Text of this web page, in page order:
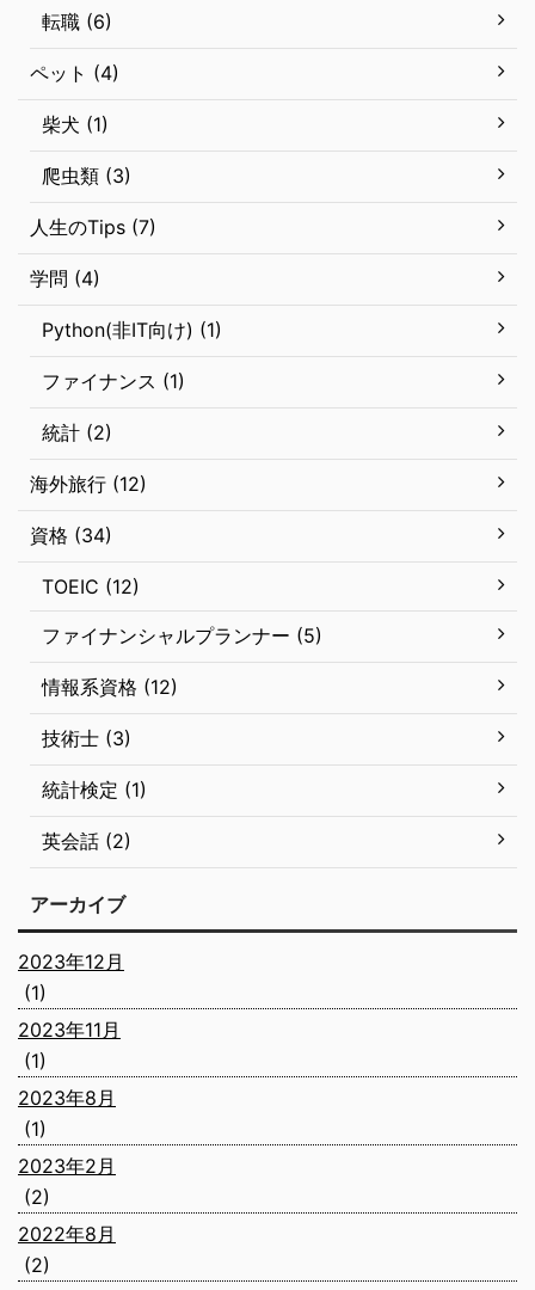
転職 (6)
ペット (4)
柴犬 (1)
爬虫類 (3)
人生のTips (7)
学問 (4)
Python(非IT向け) (1)
ファイナンス (1)
統計 (2)
海外旅行 (12)
資格 (34)
TOEIC (12)
ファイナンシャルプランナー (5)
情報系資格 (12)
技術士 (3)
統計検定 (1)
英会話 (2)
アーカイブ
2023年12月
(1)
2023年11月
(1)
2023年8月
(1)
2023年2月
(2)
2022年8月
(2)